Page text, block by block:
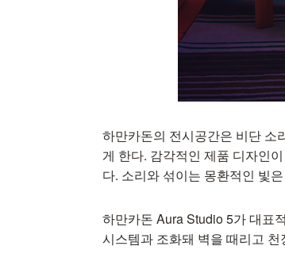
하만카돈의 전시공간은 비단 소
게 한다. 감각적인 제품 디자인
다. 소리와 섞이는 몽환적인 빛
하만카돈 Aura Studio 5가 대표
시스템과 조화돼 벽을 때리고